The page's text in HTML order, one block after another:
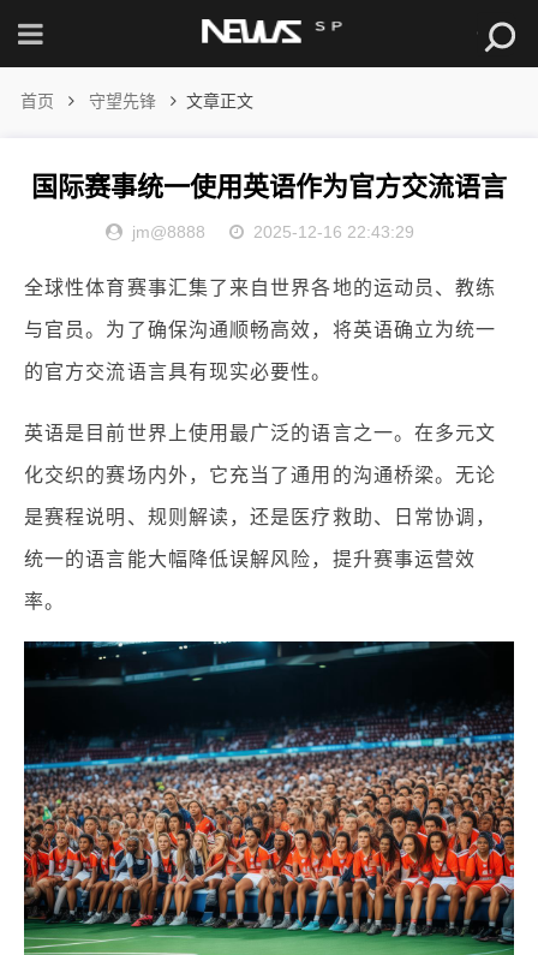
首页 守望先锋 文章正文
国际赛事统一使用英语作为官方交流语言
jm@8888 2025-12-16 22:43:29
全球性体育赛事汇集了来自世界各地的运动员、教练
与官员。为了确保沟通顺畅高效，将英语确立为统一
的官方交流语言具有现实必要性。
英语是目前世界上使用最广泛的语言之一。在多元文
化交织的赛场内外，它充当了通用的沟通桥梁。无论
是赛程说明、规则解读，还是医疗救助、日常协调，
统一的语言能大幅降低误解风险，提升赛事运营效
率。